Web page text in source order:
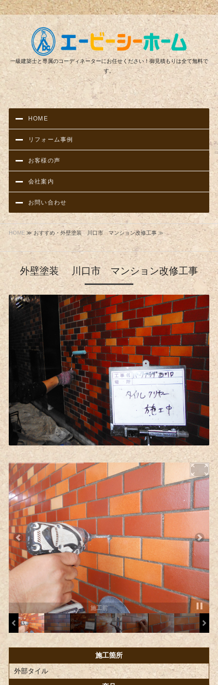
リ
一級建築士と専属のコーディネーターにお任せください！御見積もりは全て無料で
す。
HOME
リフォーム事例
お客様の声
会社案内
お問い合わせ
HOME≫ おすすめ・外壁塗装 川口市 マンション改修工事 ≫
外壁塗装 川口市 マンション改修工事
施工前
施工箇所
外部タイル